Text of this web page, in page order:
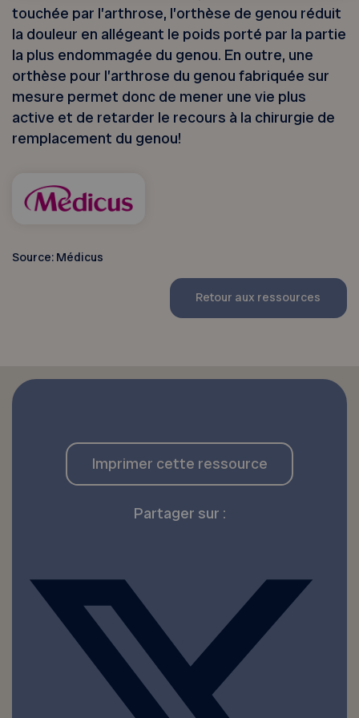
touchée par l’arthrose, l’orthèse de genou réduit
la douleur en allégeant le poids porté par la partie
la plus endommagée du genou. En outre, une
orthèse pour l’arthrose du genou fabriquée sur
mesure permet donc de mener une vie plus
active et de retarder le recours à la chirurgie de
remplacement du genou!
Source: Médicus
Retour aux ressources
Imprimer cette ressource
Partager sur :